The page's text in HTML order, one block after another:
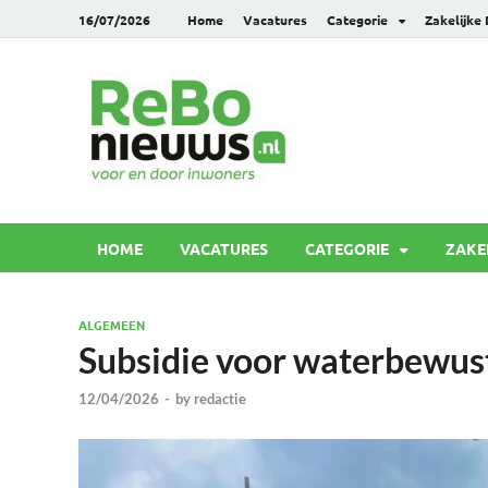
16/07/2026 Home Vacatures Categorie Zakelijke
HOME VACATURES CATEGORIE
ALGEMEEN
Subsidie voor
12/04/2026 - by redactie